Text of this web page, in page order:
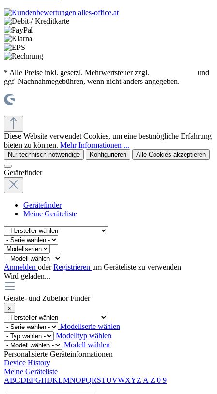
* Alle Preise inkl. gesetzl. Mehrwertsteuer zzgl.
und
ggf. Nachnahmegebühren, wenn nicht anders angegeben.
Diese Website verwendet Cookies, um eine bestmögliche Erfahrung
bieten zu können. Mehr Informationen ...
Nur technisch notwendige Konfigurieren Alle Cookies akzeptieren
Gerätefinder
Gerätefinder
Meine Geräteliste
Anmelden oderRegistrieren um Geräteliste zu verwenden
Wird geladen...
Geräte- und Zubehör Finder
x
Modellserie wählen
Modelltyp wählen
Modell wählen
Personalisierte Geräteinformationen
Device History
Meine Geräteliste
ABCDEFGHIJKLMNOPQRSTUVWXYZ A Z 0 9